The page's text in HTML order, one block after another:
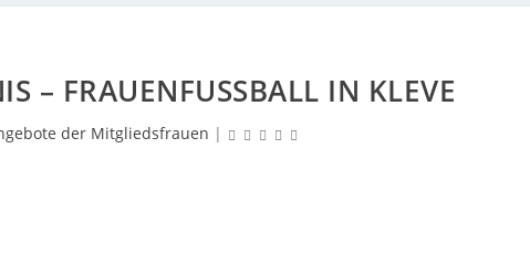
– FRAUENFUSSBALL IN KLEVE
der Mitgliedsfrauen |